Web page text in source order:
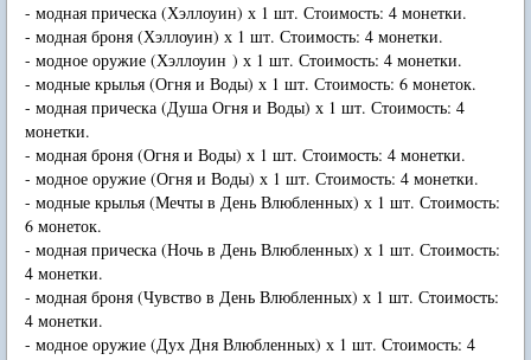
- модная прическа (Хэллоуин) х 1 шт. Стоимость: 4 монетки.
- модная броня (Хэллоуин) х 1 шт. Стоимость: 4 монетки.
- модное оружие (Хэллоуин ) х 1 шт. Стоимость: 4 монетки.
- модные крылья (Огня и Воды) х 1 шт. Стоимость: 6 монеток.
- модная прическа (Душа Огня и Воды) х 1 шт. Стоимость: 4
монетки.
- модная броня (Огня и Воды) х 1 шт. Стоимость: 4 монетки.
- модное оружие (Огня и Воды) х 1 шт. Стоимость: 4 монетки.
- модные крылья (Мечты в День Влюбленных) х 1 шт. Стоимость:
6 монеток.
- модная прическа (Ночь в День Влюбленных) х 1 шт. Стоимость:
4 монетки.
- модная броня (Чувство в День Влюбленных) х 1 шт. Стоимость:
4 монетки.
- модное оружие (Дух Дня Влюбленных) х 1 шт. Стоимость: 4